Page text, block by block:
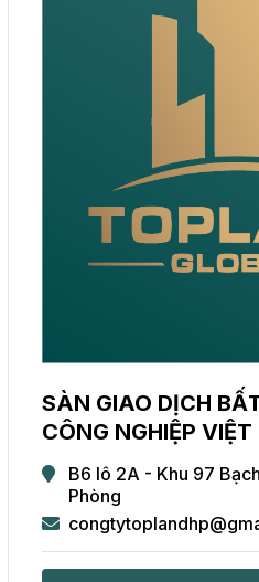
SÀN GIAO DỊCH
CÔNG NGHIỆP
B6 lô 2A - Khu 97
Phòng